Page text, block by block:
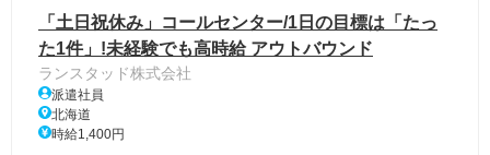
「土日祝休み」コールセンター/1日の目標は「たっ
た1件」!未経験でも高時給 アウトバウンド
ランスタッド株式会社
派遣社員
北海道
時給1,400円